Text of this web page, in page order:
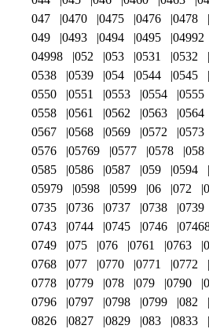
047
0470 0475 0476 0478
049
0493 0494 0495 04992
04998
052 053 0531 0532
0538
0539 054 0544 0545
0550
0551 0553 0554 0555
0558
0561 0562 0563 0564
0567
0568 0569 0572 0573
0576
05769 0577 0578 058
0585
0586 0587 059 0594
05979
0598 0599 06 072
0735
0736 0737 0738 0739
0743
0744 0745 0746
0749
075 076 0761 0763
0768
077 0770 0771 0772
0778
0779 078 079 0790
0796
0797 0798 0799 082
0826
0827 0829 083 0833